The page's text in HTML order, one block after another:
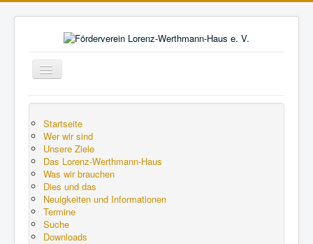
Navigation
an/aus
Startseite
Wer wir sind
Unsere Ziele
Das Lorenz-Werthmann-Haus
Was wir brauchen
Dies und das
Neuigkeiten und Informationen
Termine
Suche
Downloads